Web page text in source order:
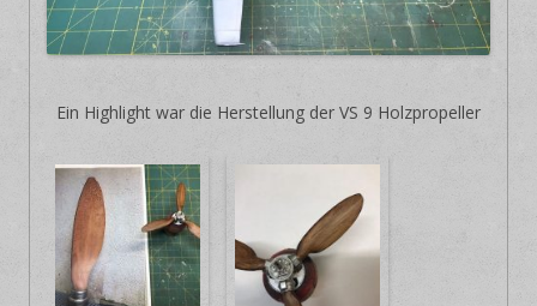
Ein Highlight war die Herstellung der VS 9 Holzpropeller